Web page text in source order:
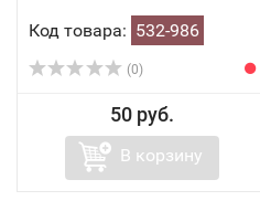
Код товара: 532-986
(0)
50 руб.
В корзину